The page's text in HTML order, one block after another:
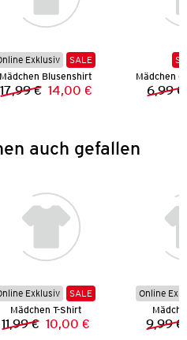
Exklusiv
SALE
Mädchen Blusenshirt
Vorheriger Preis:
17,99 € Neuer Preis:
14,00 € 6,99 €
auch gefallen
Exklusiv
SALE
Mädchen T-Shirt
Vorheriger Preis:
11,99 € Neuer Preis:
10,00 €
Online
9,99 €